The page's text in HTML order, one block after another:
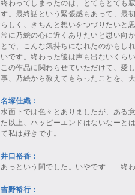
終わってしまったのは、とてもとても
す。最終話という緊張感もあって、最
らしく、きちんと想いをつづりたいと
常に乃絵の心に近くありたいと思い向
とで、こんな気持ちになれたのかもし
いです。終わった後は声も出ないくら
この作品に関わらせていただけて、愛
事、乃絵から教えてもらったことを、
名塚佳織：
水面下では色々とありましたが、ある
た以上、ハッピーエンドはないなーと
て私は好きです。
井口裕香：
あっという間でした。いやです… 終
吉野裕行：